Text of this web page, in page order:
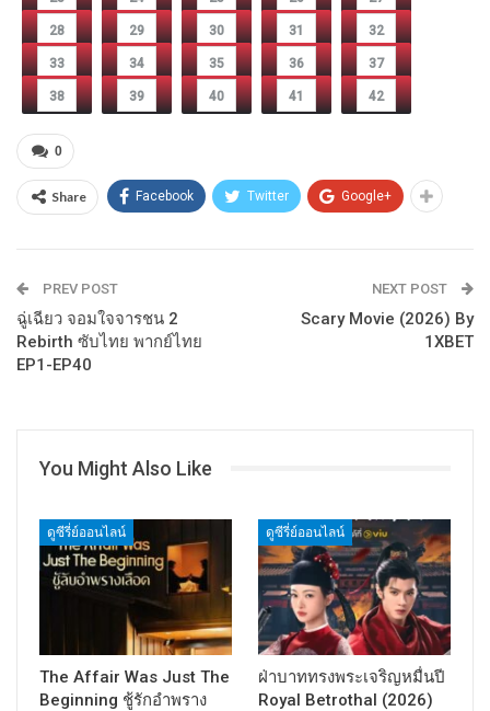
28 29 30 31 32
33 34 35 36 37
38 39 40 41 42
0
Share Facebook Twitter Google+
PREV POST
ฉู่เฉียว จอมใจจารชน 2
Rebirth ซับไทย พากย์ไทย
EP1-EP40
NEXT POST
Scary Movie (2026) By
1XBET
You Might Also Like
ดูซีรี่ย์ออนไลน์
The Affair Was Just The
Beginning ชู้รักอำพราง
ดูซีรี่ย์ออนไลน์
ฝ่าบาททรงพระเจริญหมื่นปี
Royal Betrothal (2026)